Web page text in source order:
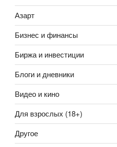
Азарт
Бизнес и финансы
Биржа и инвестиции
Блоги и дневники
Видео и кино
Для взрослых (18+)
Другое